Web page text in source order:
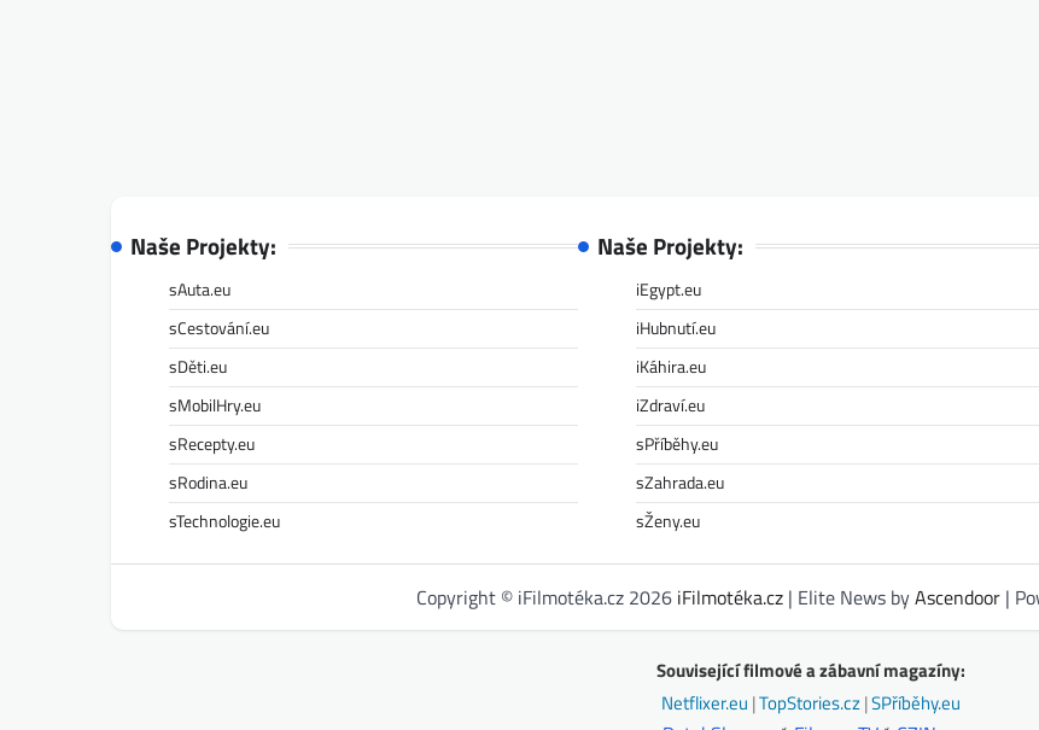
Naše Projekty:
sAuta.eu
sCestování.eu
sDěti.eu
sMobilHry.eu
sRecepty.eu
sRodina.eu
sTechnologie.eu
Naše Projekty:
iEgypt.eu
iHubnutí.eu
iKáhira.eu
iZdraví.eu
sPříběhy.eu
sZahrada.eu
sŽeny.eu
Copyright © iFilmotéka.cz 2026 iFilmotéka.cz| Elite News byAscendoor|
Související filmové a zábavní magazíny:
Netflixer.eu |TopStories.cz|SPříběhy.eu